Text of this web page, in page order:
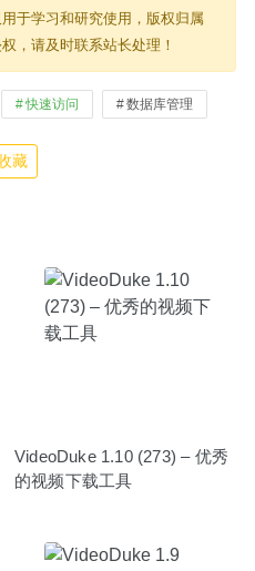
于学习和研究使用，版权归属
，请及时联系站长处理！
快速访问 数据库管理
藏
VideoDuke 1.10 (273) – 优秀
的视频下载工具